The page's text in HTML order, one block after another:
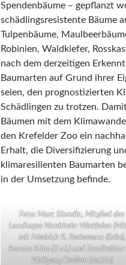
Spendenbäume – gepflanzt
schädlingsresistente Bäume
Tulpenbäume,
Robinien, Waldkiefer,
nach dem derzeitigen
Baumarten auf Grund ihrer
seien, den prognostizierten
Schädlingen zu trotzen.
Bäumen mit dem
den Krefelder Zoo ein
Erhalt, die Diversifizierung
klimaresilienten Baumarten
in der Umsetzung befinde.
Foto:Marc Blondin, Mitglied des
Landtages Nordrhein-Westfalen
mit Friedrich R. Berlemann (links),
Renate Krins (2.v.l.) und Zoodirektor
Wolfgang Dreßen (rechts)